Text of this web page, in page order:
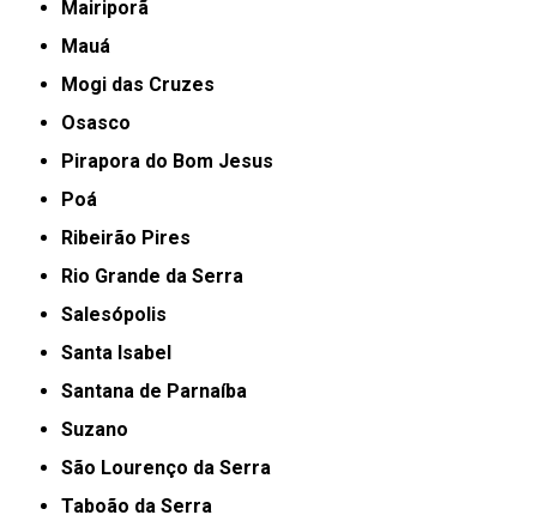
Mairiporã
Mauá
Mogi das Cruzes
Osasco
Pirapora do Bom Jesus
Poá
Ribeirão Pires
Rio Grande da Serra
Salesópolis
Santa Isabel
Santana de Parnaíba
Suzano
São Lourenço da Serra
Taboão da Serra